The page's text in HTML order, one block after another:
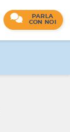
PARLA
CON NOI